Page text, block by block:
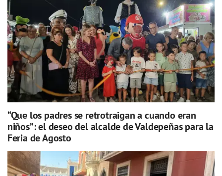
“Que los padres se retrotraigan a cuando eran
niños”: el deseo del alcalde de Valdepeñas para la
Feria de Agosto